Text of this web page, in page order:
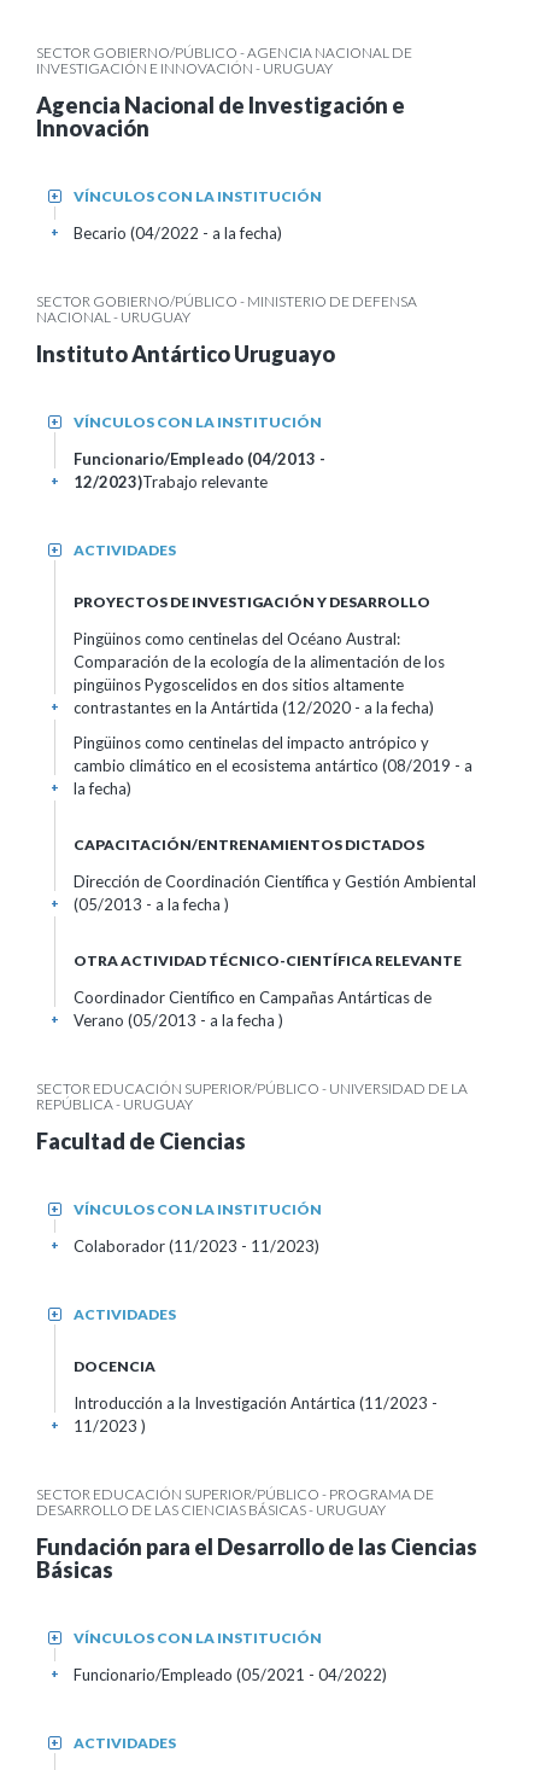
SECTOR GOBIERNO/PÚBLICO - AGENCIA NACIONAL DE
INVESTIGACIÓN E INNOVACIÓN - URUGUAY
Agencia Nacional de Investigación e
Innovación
VÍNCULOS CON LA INSTITUCIÓN
+
Becario (04/2022 - a la fecha)
+
SECTOR GOBIERNO/PÚBLICO - MINISTERIO DE DEFENSA
NACIONAL - URUGUAY
Instituto Antártico Uruguayo
VÍNCULOS CON LA INSTITUCIÓN
+
Funcionario/Empleado (04/2013 -
12/2023)Trabajo relevante
+
ACTIVIDADES
+
PROYECTOS DE INVESTIGACIÓN Y DESARROLLO
Pingüinos como centinelas del Océano Austral:
Comparación de la ecología de la alimentación de los
pingüinos Pygoscelidos en dos sitios altamente
contrastantes en la Antártida (12/2020 - a la fecha)
+
Pingüinos como centinelas del impacto antrópico y
cambio climático en el ecosistema antártico (08/2019 - a
la fecha)
+
CAPACITACIÓN/ENTRENAMIENTOS DICTADOS
Dirección de Coordinación Científica y Gestión Ambiental
(05/2013 - a la fecha )
+
OTRA ACTIVIDAD TÉCNICO-CIENTÍFICA RELEVANTE
Coordinador Científico en Campañas Antárticas de
Verano (05/2013 - a la fecha )
+
SECTOR EDUCACIÓN SUPERIOR/PÚBLICO - UNIVERSIDAD DE LA
REPÚBLICA - URUGUAY
Facultad de Ciencias
VÍNCULOS CON LA INSTITUCIÓN
+
Colaborador (11/2023 - 11/2023)
+
ACTIVIDADES
+
DOCENCIA
Introducción a la Investigación Antártica (11/2023 -
11/2023 )
+
SECTOR EDUCACIÓN SUPERIOR/PÚBLICO - PROGRAMA DE
DESARROLLO DE LAS CIENCIAS BÁSICAS - URUGUAY
Fundación para el Desarrollo de las Ciencias
Básicas
VÍNCULOS CON LA INSTITUCIÓN
+
Funcionario/Empleado (05/2021 - 04/2022)
+
ACTIVIDADES
+